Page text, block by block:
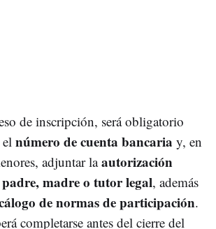
de inscripción, será obligatorio
número de cuenta bancaria y, en
adjuntar laautorización
madre o tutor legal, además
de normas de participación.
completarse antes del cierre del